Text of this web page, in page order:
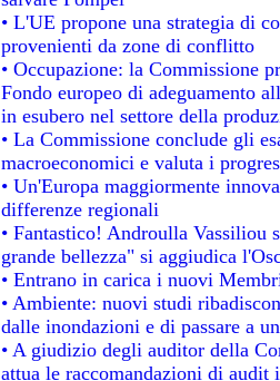
• L'UE propone una strategia di
provenienti da zone di conflitto
• Occupazione: la Commissione
Fondo europeo di adeguamento
in esubero nel settore della
• La Commissione conclude gli
macroeconomici e valuta i
• Un'Europa maggiormente
differenze regionali
• Fantastico! Androulla Vassiliou
grande bellezza" si aggiudica
• Entrano in carica i nuovi
• Ambiente: nuovi studi
dalle inondazioni e di passare a
• A giudizio degli auditor della
attua le raccomandazioni di audit